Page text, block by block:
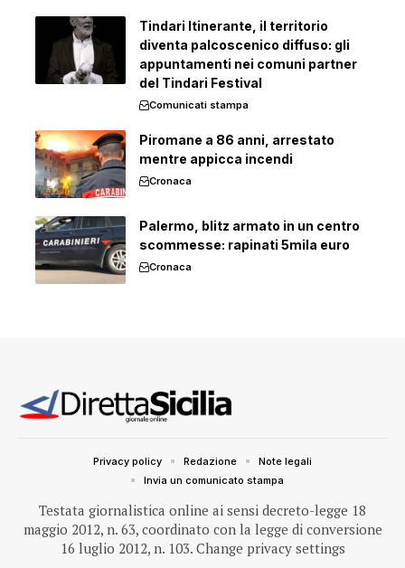
Tindari Itinerante, il territorio
diventa palcoscenico diffuso: gli
appuntamenti nei comuni partner
del Tindari Festival
Comunicati stampa
Piromane a 86 anni, arrestato
mentre appicca incendi
Cronaca
Palermo, blitz armato in un centro
scommesse: rapinati 5mila euro
Cronaca
Testata giornalistica online ai sensi decreto-legge 18
maggio 2012, n. 63, coordinato con la legge di conversione
16 luglio 2012, n. 103. Change privacy settings
Privacy policy Redazione
Note legali
Invia un comunicato stampa